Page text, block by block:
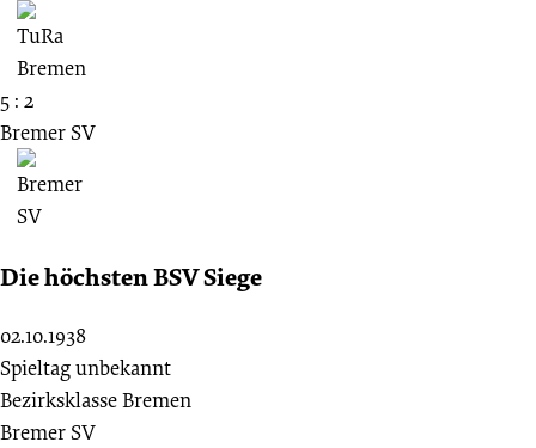
5 : 2
Bremer SV
Die höchsten BSV Siege
02.10.1938
Spieltag unbekannt
Bezirksklasse Bremen
Bremer SV